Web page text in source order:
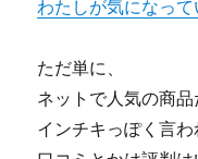
わたしが気になって
ただ単に、
ネットで人気の商品
インチキっぽく言